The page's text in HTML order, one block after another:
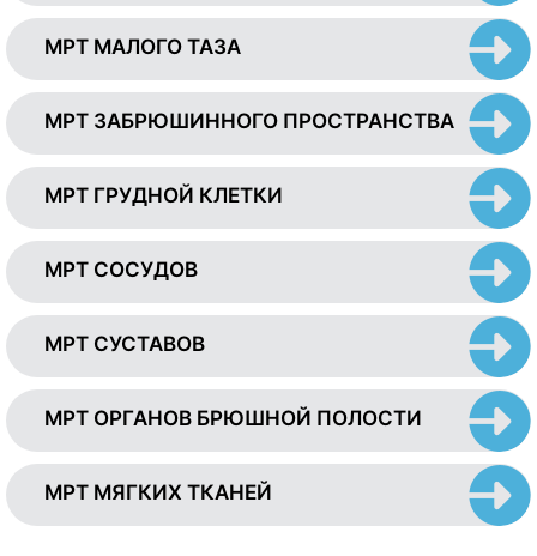
МРТ МАЛОГО ТАЗА
МРТ ЗАБРЮШИННОГО ПРОСТРАНСТВА
МРТ ГРУДНОЙ КЛЕТКИ
МРТ СОСУДОВ
МРТ СУСТАВОВ
МРТ ОРГАНОВ БРЮШНОЙ ПОЛОСТИ
МРТ МЯГКИХ ТКАНЕЙ